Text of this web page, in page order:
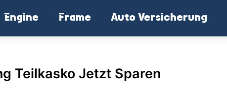
Engine Frame Auto Versicherung
Teilkasko Jetzt Sparen